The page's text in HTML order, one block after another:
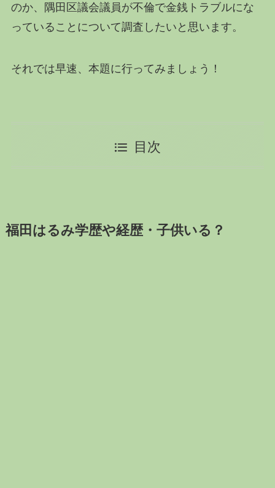
のか、隅田区議会議員が不倫で金銭トラブルにな
っていることについて調査したいと思います。
それでは早速、本題に行ってみましょう！
目次
福田はるみ学歴や経歴・子供いる？